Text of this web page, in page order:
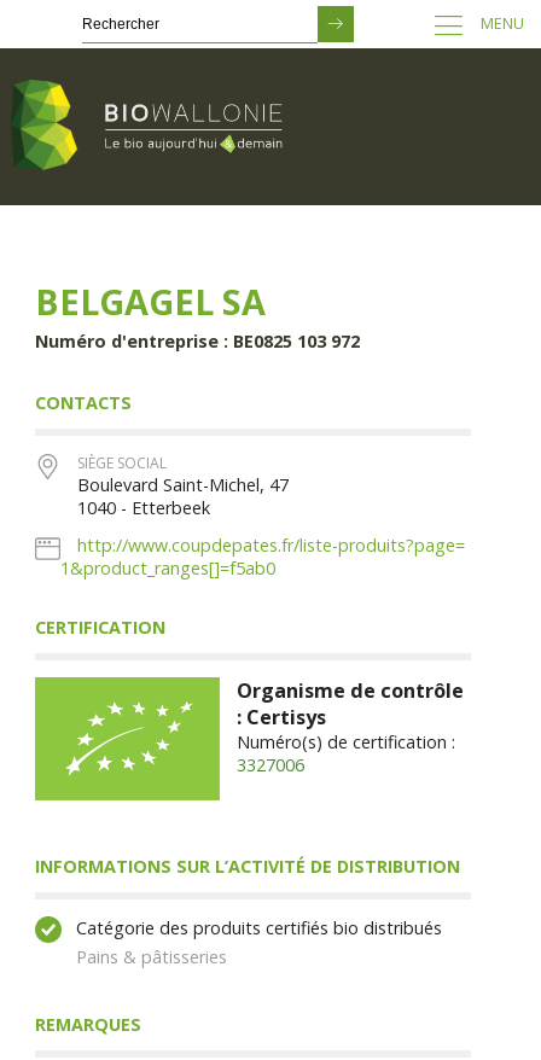
principal
MENU
BELGAGEL SA
Numéro d'entreprise : BE0825 103 972
CONTACTS
SIÈGE SOCIAL
Boulevard Saint-Michel, 47
1040 - Etterbeek
http://www.coupdepates.fr/liste-produits?page=
1&product_ranges[]=f5ab0
CERTIFICATION
Organisme de contrôle
: Certisys
Numéro(s) de certification :
3327006
INFORMATIONS SUR L’ACTIVITÉ DE DISTRIBUTION
Catégorie des produits certifiés bio distribués
Pains & pâtisseries
REMARQUES